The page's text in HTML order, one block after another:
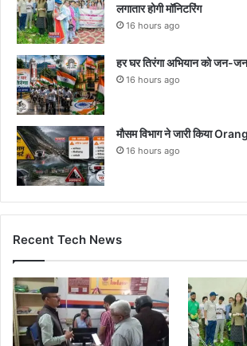
लगातार होगी मॉनिटरिंग
16 hours ago
हर घर तिरंगा अभियान को जन-
16 hours ago
मौसम विभाग ने जारी किया
16 hours ago
Recent Tech News